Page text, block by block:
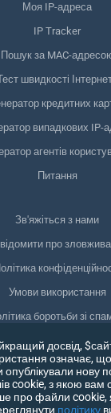
Моя IP-адреса
IP Tracker
Пошук за MAC-
швидкості
кредитних
випадкових IP-
агентів
Питання
Зв'яжіться з нами
про
Умови використання
боротьби зі
Відповідність GDPR
Видалити мої дані
Відкликати згоду
досвід,
означає,
нову
cookie, з якою вам
про файли cookie,
політику